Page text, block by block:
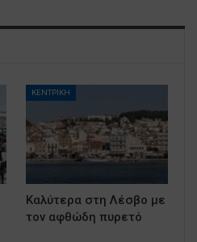
ΚΕΝΤΡΙΚΗ
Καλύτερα στη Λέσβο με
τον αφθώδη πυρετό